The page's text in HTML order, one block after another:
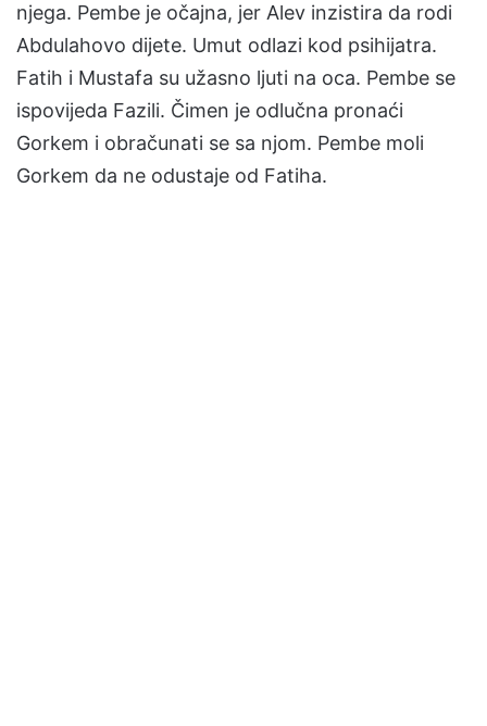
njega. Pembe je očajna, jer Alev inzistira da rodi
Abdulahovo dijete. Umut odlazi kod psihijatra.
Fatih i Mustafa su užasno ljuti na oca. Pembe se
ispovijeda Fazili. Čimen je odlučna pronaći
Gorkem i obračunati se sa njom. Pembe moli
Gorkem da ne odustaje od Fatiha.